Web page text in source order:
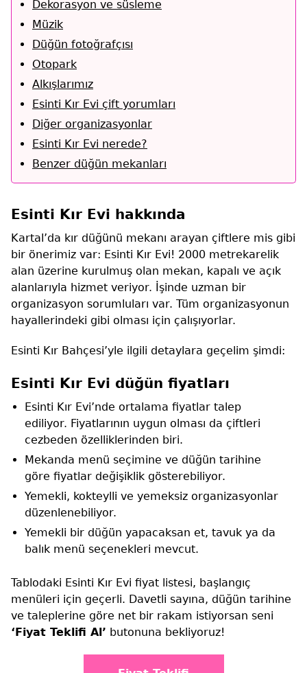
Dekorasyon ve süsleme
Müzik
Düğün fotoğrafçısı
Otopark
Alkışlarımız
Esinti Kır Evi çift yorumları
Diğer organizasyonlar
Esinti Kır Evi nerede?
Benzer düğün mekanları
Esinti Kır Evi hakkında
Kartal’da kır düğünü mekanı arayan çiftlere mis gibi
bir önerimiz var: Esinti Kır Evi! 2000 metrekarelik
alan üzerine kurulmuş olan mekan, kapalı ve açık
alanlarıyla hizmet veriyor. İşinde uzman bir
organizasyon sorumluları var. Tüm organizasyonun
hayallerindeki gibi olması için çalışıyorlar.
Esinti Kır Bahçesi’yle ilgili detaylara geçelim şimdi:
Esinti Kır Evi düğün fiyatları
Esinti Kır Evi’nde ortalama fiyatlar talep
ediliyor. Fiyatlarının uygun olması da çiftleri
cezbeden özelliklerinden biri.
Mekanda menü seçimine ve düğün tarihine
göre fiyatlar değişiklik gösterebiliyor.
Yemekli, kokteylli ve yemeksiz organizasyonlar
düzenlenebiliyor.
Yemekli bir düğün yapacaksan et, tavuk ya da
balık menü seçenekleri mevcut.
Tablodaki Esinti Kır Evi fiyat listesi, başlangıç
menüleri için geçerli. Davetli sayına, düğün tarihine
ve taleplerine göre net bir rakam istiyorsan seni
‘Fiyat Teklifi Al’ butonuna bekliyoruz!